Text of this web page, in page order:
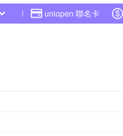
uniopen 聯名卡